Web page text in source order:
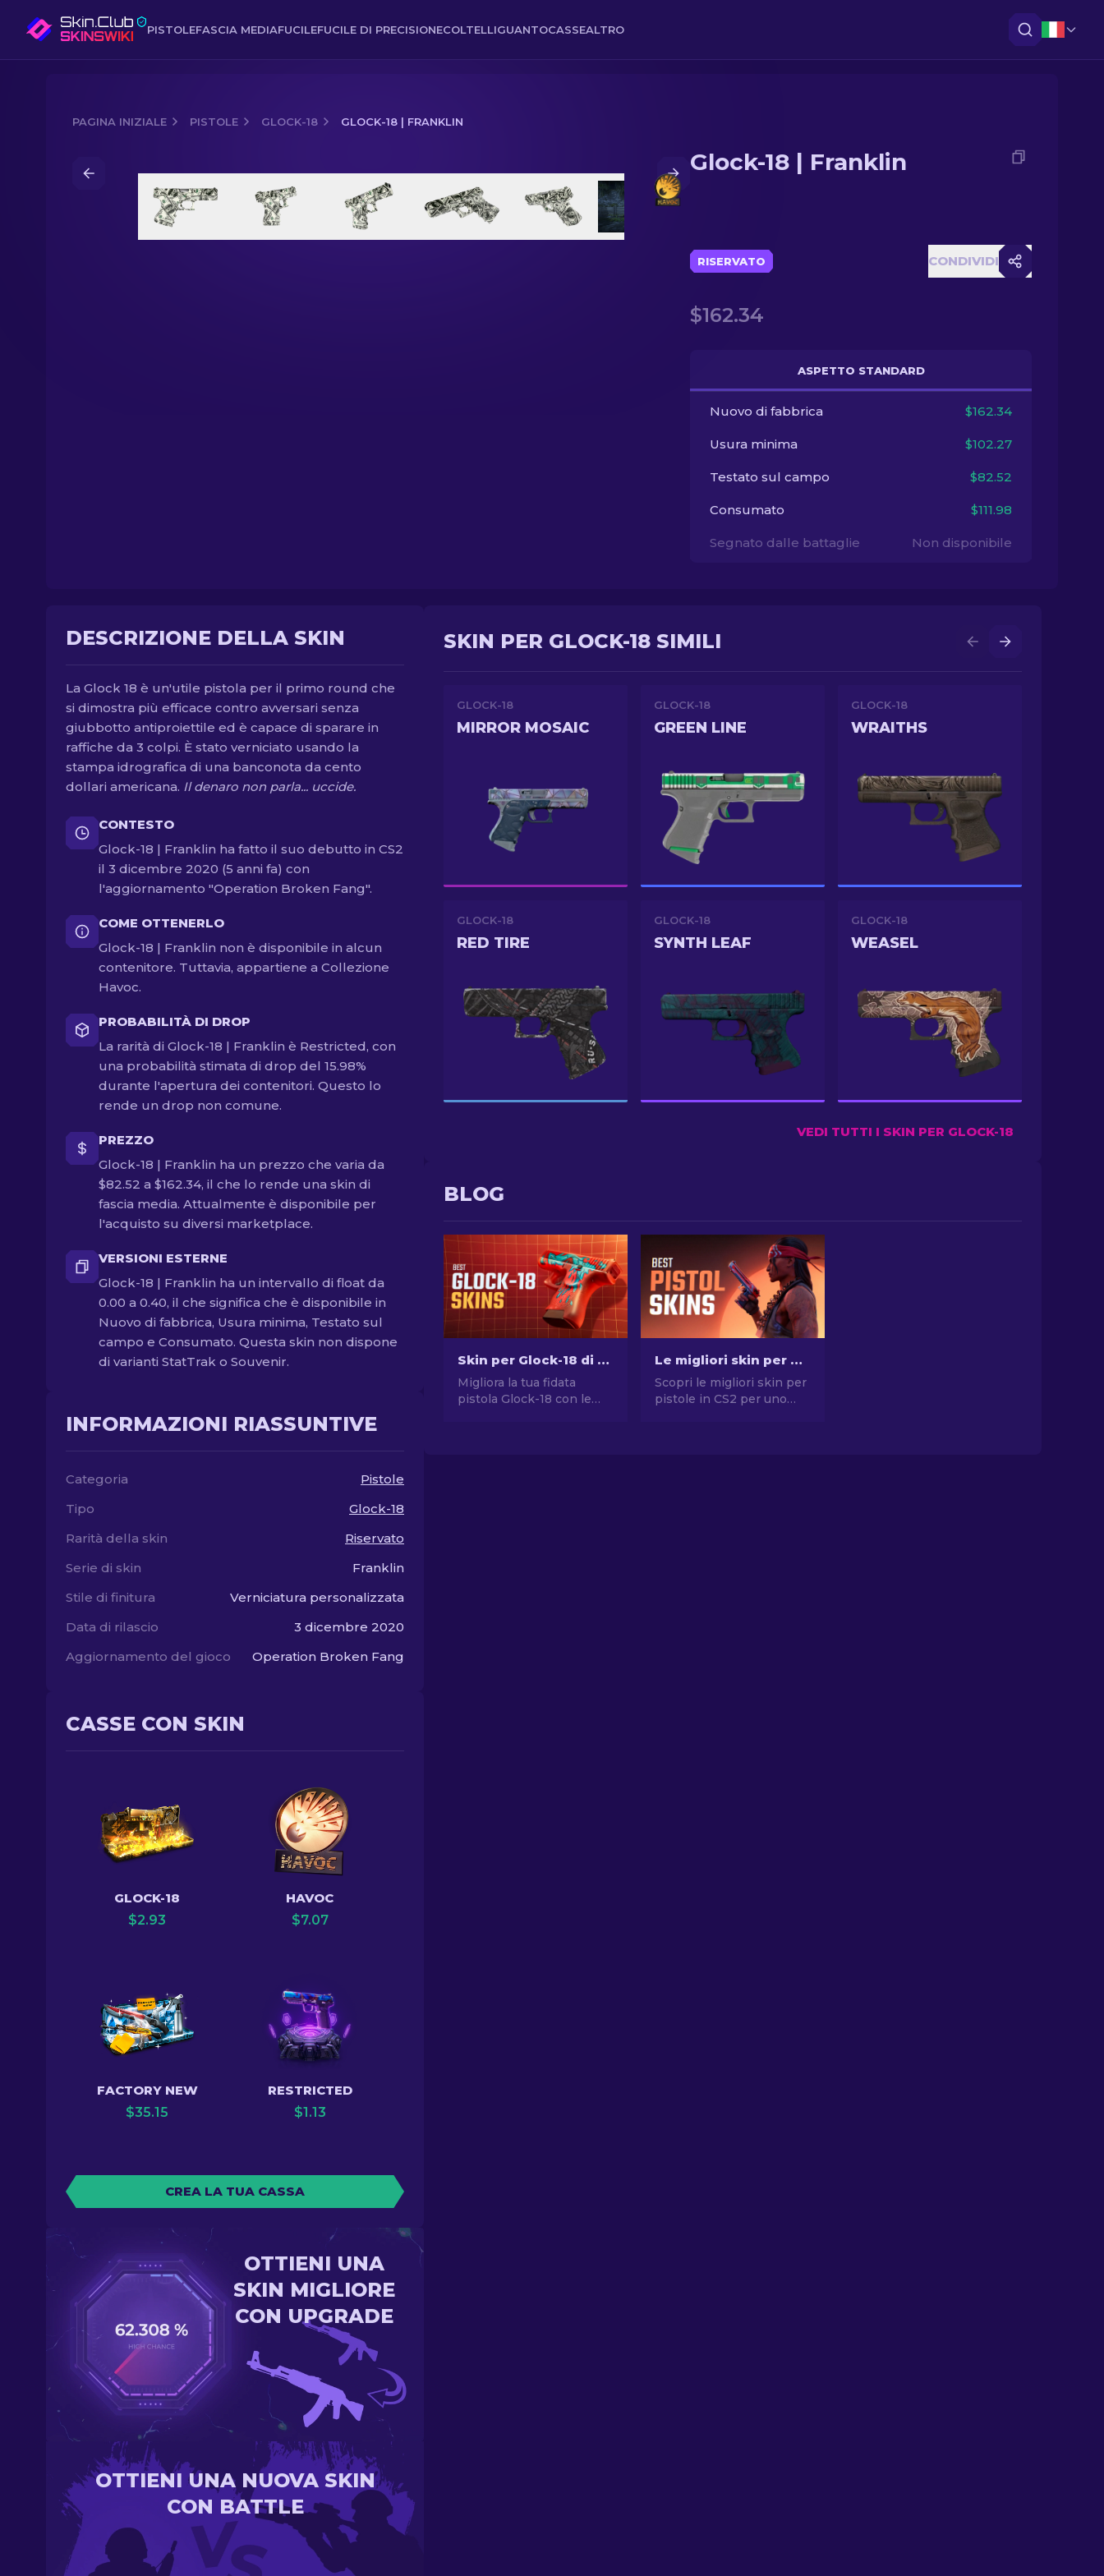
PISTOLEFASCIA MEDIAFUCILEFUCILE DI PRECISIONECOLTELLIGUANTOCASSEALTRO
PAGINA INIZIALE PISTOLE GLOCK-18 GLOCK-18 | FRANKLIN
Glock-18 | Franklin
RISERVATO CONDIVIDI
$162.34
ASPETTO STANDARD
Nuovo di fabbrica $162.34
Usura minima $102.27
Testato sul campo $82.52
Consumato $111.98
Segnato dalle battaglie Non disponibile
DESCRIZIONE DELLA SKIN
La Glock 18 è un'utile pistola per il primo round che
si dimostra più efficace contro avversari senza
giubbotto antiproiettile ed è capace di sparare in
raffiche da 3 colpi. È stato verniciato usando la
stampa idrografica di una banconota da cento
dollari americana. Il denaro non parla... uccide.
CONTESTO
Glock-18 | Franklin ha fatto il suo debutto in CS2
il 3 dicembre 2020 (5 anni fa) con
l'aggiornamento "Operation Broken Fang".
COME OTTENERLO
Glock-18 | Franklin non è disponibile in alcun
contenitore. Tuttavia, appartiene a Collezione
Havoc.
PROBABILITÀ DI DROP
La rarità di Glock-18 | Franklin è Restricted, con
una probabilità stimata di drop del 15.98%
durante l'apertura dei contenitori. Questo lo
rende un drop non comune.
PREZZO
Glock-18 | Franklin ha un prezzo che varia da
$82.52 a $162.34, il che lo rende una skin di
fascia media. Attualmente è disponibile per
l'acquisto su diversi marketplace.
VERSIONI ESTERNE
Glock-18 | Franklin ha un intervallo di float da
0.00 a 0.40, il che significa che è disponibile in
Nuovo di fabbrica, Usura minima, Testato sul
campo e Consumato. Questa skin non dispone
di varianti StatTrak o Souvenir.
INFORMAZIONI RIASSUNTIVE
Categoria
Pistole
Tipo
Glock-18
Rarità della skin
Riservato
Serie di skin
Franklin
Stile di finitura
Verniciatura personalizzata
Data di rilascio
3 dicembre 2020
Aggiornamento del gioco
Operation Broken Fang
CASSE CON SKIN
GLOCK-18
$2.93
HAVOC
$7.07
FACTORY NEW
$35.15
RESTRICTED
$1.13
CREA LA TUA CASSA
OTTIENI UNA
SKIN MIGLIORE
CON UPGRADE
OTTIENI UNA NUOVA SKIN
CON BATTLE
SKIN PER GLOCK-18 SIMILI
GLOCK-18
MIRROR MOSAIC
GLOCK-18
GREEN LINE
GLOCK-18
WRAITHS
GLOCK-18
RED TIRE
GLOCK-18
SYNTH LEAF
GLOCK-18
WEASEL
VEDI TUTTI I SKIN PER GLOCK-18
BLOG
Skin per Glock-18 di CS2: La Classifica Completa [2026]
Migliora la tua fidata
pistola Glock-18 con le
Le migliori skin per pistola in CS2 [2026]
Scopri le migliori skin per
pistole in CS2 per uno